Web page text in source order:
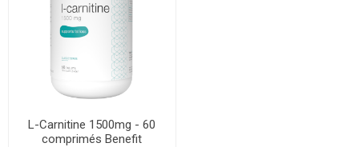
L-Carnitine 1500mg - 60
comprimés Benefit